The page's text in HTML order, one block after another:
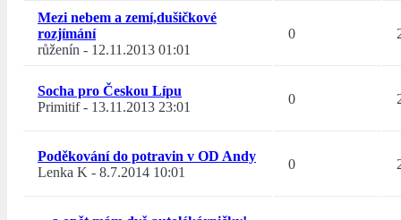
Mezi nebem a zemí,dušičkové
rozjímání
růženín - 12.11.2013 01:01
0
Socha pro Českou Lípu
Primitif- 13.11.2013 23:01
0
Poděkování do potravin v OD Andy
Lenka K - 8.7.2014 10:01
0